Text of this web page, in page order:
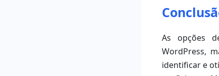
As opções
WordPress,
identificar e